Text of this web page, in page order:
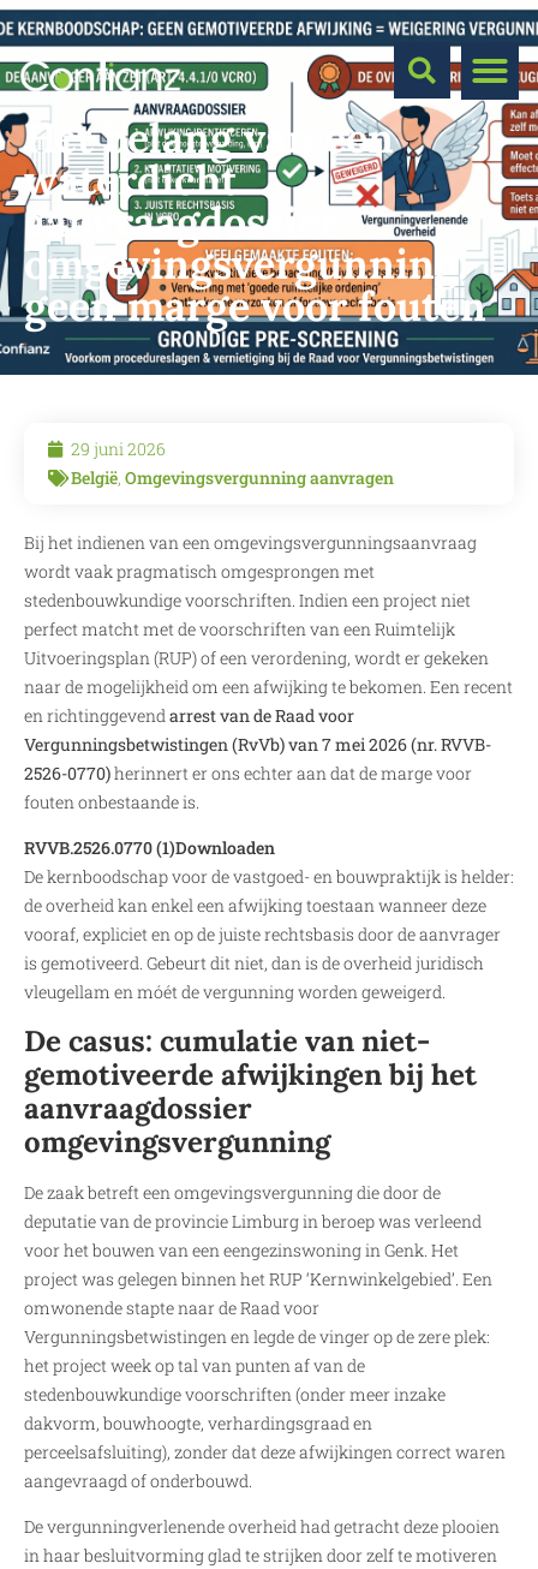
Het belang van een
waterdicht
aanvraagdossier
omgevingsvergunning:
geen marge voor fouten
29 juni 2026
België, Omgevingsvergunning aanvragen
Bij het indienen van een omgevingsvergunningsaanvraag
wordt vaak pragmatisch omgesprongen met
stedenbouwkundige voorschriften. Indien een project niet
perfect matcht met de voorschriften van een Ruimtelijk
Uitvoeringsplan (RUP) of een verordening, wordt er gekeken
naar de mogelijkheid om een afwijking te bekomen. Een recent
en richtinggevendarrest van de Raad voor
Vergunningsbetwistingen (RvVb) van 7 mei 2026 (nr. RVVB-
2526-0770)herinnert er ons echter aan dat de marge voor
fouten onbestaande is.
RVVB.2526.0770 (1)Downloaden
De kernboodschap voor de vastgoed- en bouwpraktijk is helder:
de overheid kan enkel een afwijking toestaan wanneer deze
vooraf, expliciet en op de juiste rechtsbasis door de aanvrager
is gemotiveerd. Gebeurt dit niet, dan is de overheid juridisch
vleugellam en móét de vergunning worden geweigerd.
De casus: cumulatie van niet-
gemotiveerde afwijkingen bij het
aanvraagdossier
omgevingsvergunning
De zaak betreft een omgevingsvergunning die door de
deputatie van de provincie Limburg in beroep was verleend
voor het bouwen van een eengezinswoning in Genk. Het
project was gelegen binnen het RUP ‘Kernwinkelgebied’. Een
omwonende stapte naar de Raad voor
Vergunningsbetwistingen en legde de vinger op de zere plek:
het project week op tal van punten af van de
stedenbouwkundige voorschriften (onder meer inzake
dakvorm, bouwhoogte, verhardingsgraad en
perceelsafsluiting), zonder dat deze afwijkingen correct waren
aangevraagd of onderbouwd.
De vergunningverlenende overheid had getracht deze plooien
in haar besluitvorming glad te strijken door zelf te motiveren